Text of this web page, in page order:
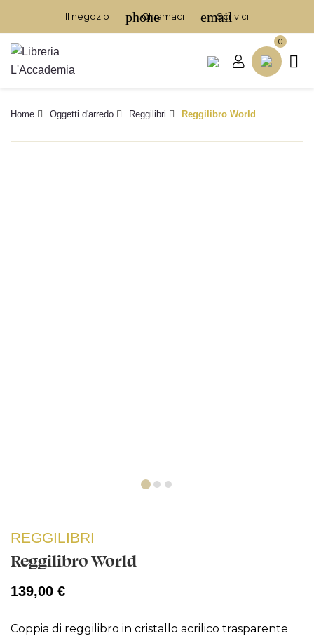
Il negozio phone
Chiamaci email
Scrivici

0
Home Oggetti d'arredo Reggilibri Reggilibro World
REGGILIBRI
Reggilibro World
139,00 €
Coppia di reggilibro in cristallo acrilico trasparente